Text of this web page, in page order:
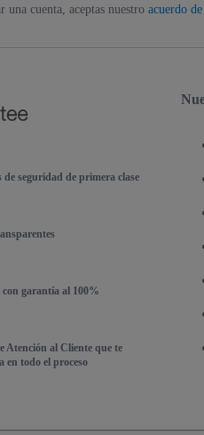
cuenta, aceptas nuestro acuerdo
de seguridad de primera clase
garantía al 100%
Atención al Cliente que te
en todo el proceso